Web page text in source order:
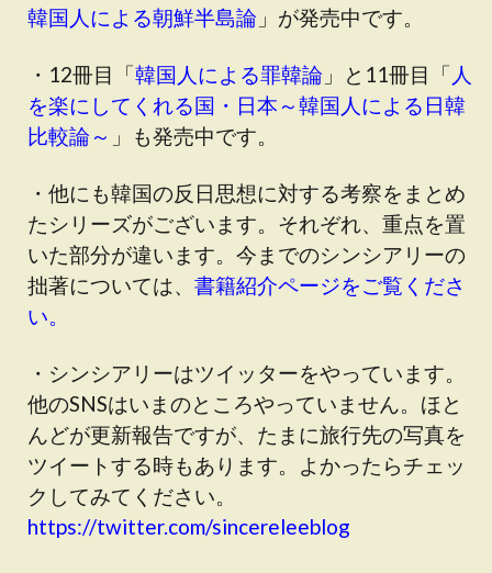
韓国人による朝鮮半島論 」が発売中です。
・12冊目「韓国人による罪韓論 」と11冊目「 人
を楽にしてくれる国・日本～韓国人による日韓
比較論～ 」も発売中です。
・他にも韓国の反日思想に対する考察をまとめ
たシリーズがございます。それぞれ、重点を置
いた部分が違います。今までのシンシアリーの
拙著については、 書籍紹介ページをご覧くださ
い。
・シンシアリーはツイッターをやっています。
他のSNSはいまのところやっていません。ほと
んどが更新報告ですが、たまに旅行先の写真を
ツイートする時もあります。よかったらチェッ
クしてみてください。
https://twitter.com/sincereleeblog